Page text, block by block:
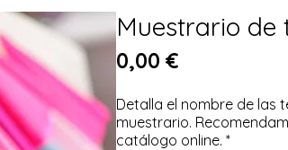
Muestrario de
0,00 €
Detalla el nombre de las
muestrario.
catálogo online. *